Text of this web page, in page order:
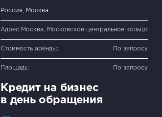
Россия, Москва
Адрес: Москва, Московское центральное кольцо
Стоимость аренды: По запросу
Площадь: По запросу
Кредит на бизнес
в день обращения